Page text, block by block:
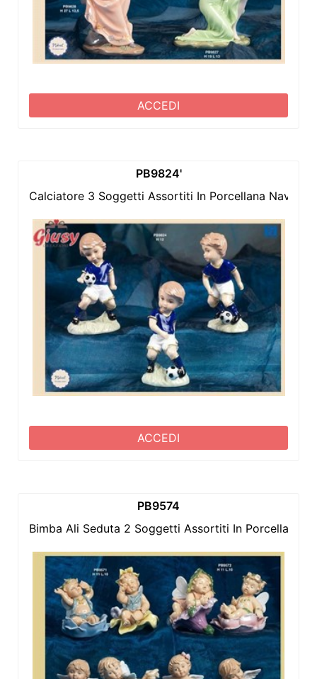
ACCEDI
PB9824'
Calciatore 3 Soggetti Assortiti In Porcellana Navel
ACCEDI
PB9574
Bimba Ali Seduta 2 Soggetti Assortiti In Porcellana